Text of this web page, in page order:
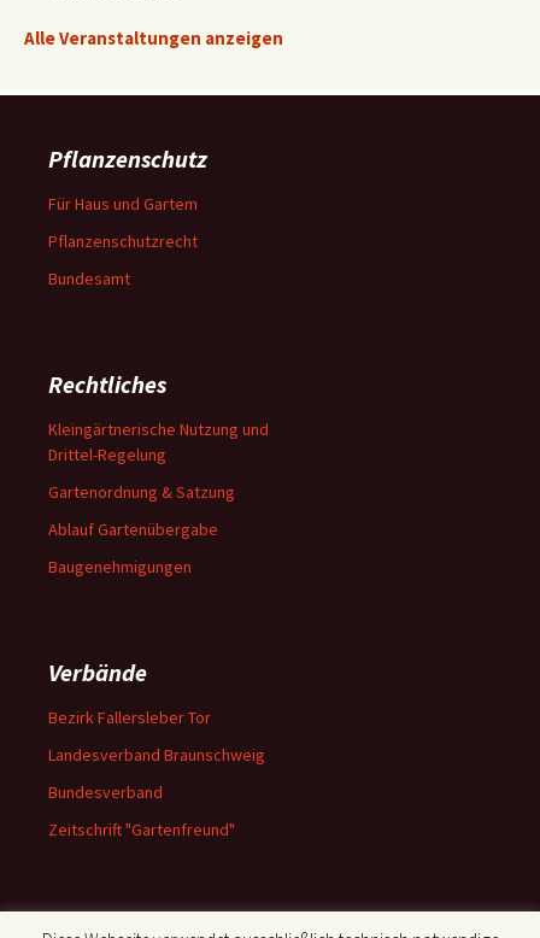
Alle Veranstaltungen anzeigen
Pflanzenschutz
Für Haus und Gartem
Pflanzenschutzrecht
Bundesamt
Rechtliches
Kleingärtnerische Nutzung und
Drittel-Regelung
Gartenordnung & Satzung
Ablauf Gartenübergabe
Baugenehmigungen
Verbände
Bezirk Fallersleber Tor
Landesverband Braunschweig
Bundesverband
Zeitschrift "Gartenfreund"